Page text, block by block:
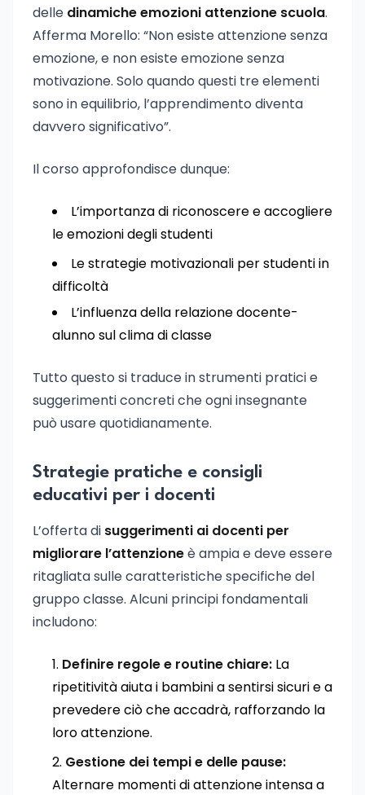
delle dinamiche emozioni attenzione scuola.
Afferma Morello: “Non esiste attenzione senza
emozione, e non esiste emozione senza
motivazione. Solo quando questi tre elementi
sono in equilibrio, l’apprendimento diventa
davvero significativo”.
Il corso approfondisce dunque:
L’importanza di riconoscere e accogliere
le emozioni degli studenti
Le strategie motivazionali per studenti in
difficoltà
L’influenza della relazione docente-
alunno sul clima di classe
Tutto questo si traduce in strumenti pratici e
suggerimenti concreti che ogni insegnante
può usare quotidianamente.
Strategie pratiche e consigli
educativi per i docenti
L’offerta di suggerimenti ai docenti per
migliorare l’attenzioneè ampia e deve essere
ritagliata sulle caratteristiche specifiche del
gruppo classe. Alcuni principi fondamentali
includono:
Definire regole e routine chiare: La
ripetitività aiuta i bambini a sentirsi sicuri e a
prevedere ciò che accadrà, rafforzando la
loro attenzione.
Gestione dei tempi e delle pause:
Alternare momenti di attenzione intensa a